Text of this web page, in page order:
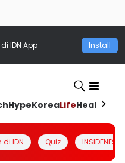
IDN App Install
HypeKoreaLifeHealth
di IDN Quiz INSIDENESIA